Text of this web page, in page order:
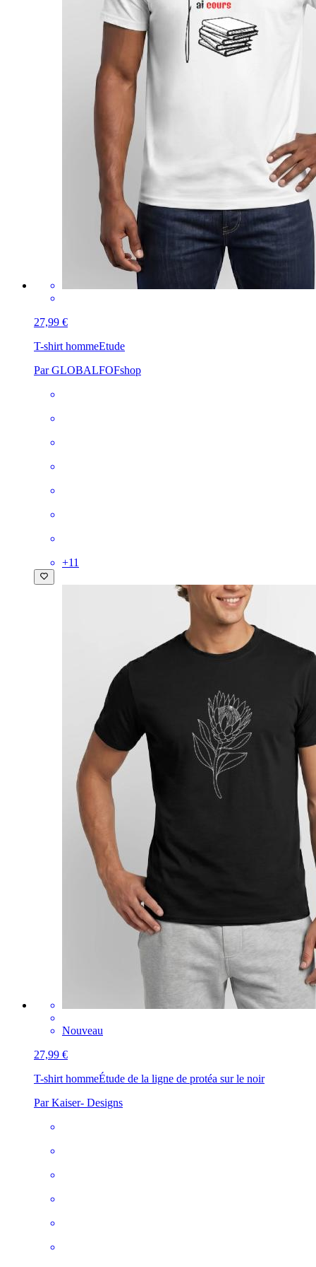
27,99 €
T-shirt hommeEtude
Par GLOBALFOFshop
+11
Nouveau
27,99 €
T-shirt hommeÉtude de la ligne de protéa sur le noir
Par Kaiser- Designs